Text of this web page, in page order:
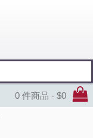
0 件商品 - $0